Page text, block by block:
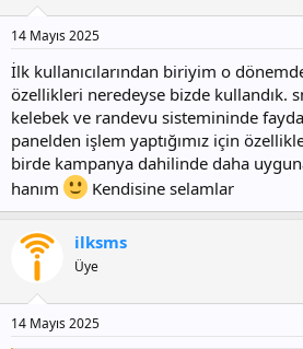
14 Mayıs 2025
İlk kullanıcılarından biriyim o
özellikleri neredeyse bizde kullandık.
kelebek ve randevu sistemininde
panelden işlem yaptığımız için
birde kampanya dahilinde daha
hanım
Kendisine selamlar
ilksms
Üye
14 Mayıs 2025